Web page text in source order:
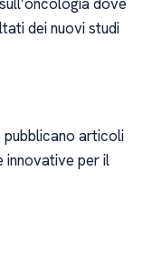
dei nuovi studi
pubblicano articoli
innovative per il